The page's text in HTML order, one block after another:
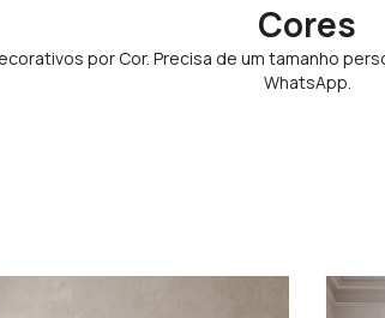
Cores
por Cor. Precisa de um tamanho
WhatsApp.